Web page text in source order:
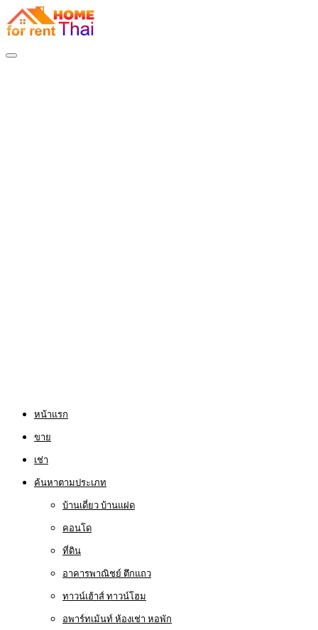
หน้าแรก
ขาย
เช่า
ค้นหาตามประเภท
บ้านเดี่ยว บ้านแฝด
คอนโด
ที่ดิน
อาคารพาณิชย์ ตึกแถว
ทาวน์เฮ้าส์ ทาวน์โฮม
อพาร์ทเม้นท์ ห้องเช่า หอพัก